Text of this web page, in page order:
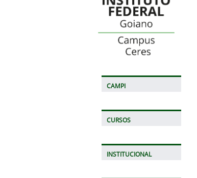
CAMPI
CURSOS
INSTITUCIONAL